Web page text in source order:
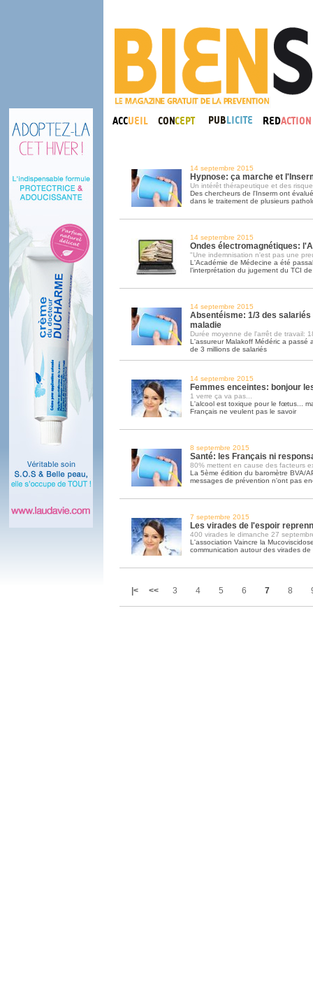
14 septembre 2015
Hypnose: ça marche et
Un intérêt thérapeutique et des
Des chercheurs de l'Inserm ont
dans le traitement de plusieurs
14 septembre 2015
Ondes électromagnétiques:
"Une indemnisation n'est pas une
L'Académie de Médecine a été
l’interprétation du jugement du TCI
14 septembre 2015
Absentéisme: 1/3 des salariés
maladie
Durée moyenne de l'arrêt de travail:
L'assureur Malakoff Médéric a passé
de 3 millions de salariés
14 septembre 2015
Femmes enceintes: bonjour
1 verre ça va pas...
L'alcool est toxique pour le fœtus...
Français ne veulent pas le savoir
8 septembre 2015
Santé: les Français ni
80% mettent en cause des facteurs
La 5ème édition du baromètre BVA/
messages de prévention n'ont pas
7 septembre 2015
Les virades de l'espoir
400 virades le dimanche 27
L'association Vaincre la
communication autour des virades de
|< << 3 4 5 6 7 8